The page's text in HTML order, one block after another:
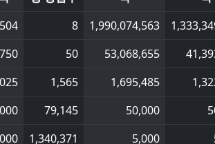
8 1,990,074,563
50 53,068,655
1,565 1,695,485
79,145 50,000
1,340,371 5,000